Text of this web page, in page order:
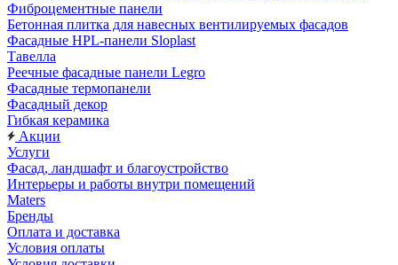
Фиброцементные панели
Бетонная плитка для навесных вентилируемых фасадов
Фасадные HPL-панели Sloplast
Тавелла
Реечные фасадные панели Legro
Фасадные термопанели
Фасадный декор
Гибкая керамика
Акции
Услуги
Фасад, ландшафт и благоустройство
Интерьеры и работы внутри помещений
Maters
Бренды
Оплата и доставка
Условия оплаты